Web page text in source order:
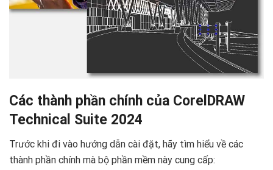
Các thành phần chính của CorelDRAW
Technical Suite 2024
Trước khi đi vào hướng dẫn cài đặt, hãy tìm hiểu về các
thành phần chính mà bộ phần mềm này cung cấp: